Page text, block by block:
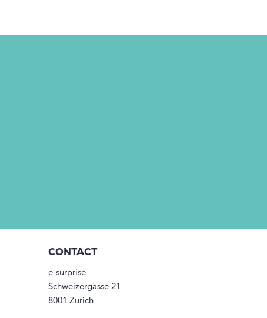
CONTACT
e-surprise
Schweizergasse 21
8001 Zurich